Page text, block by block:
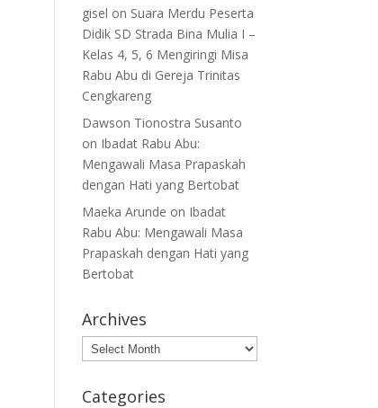
gisel on Suara Merdu Peserta
Didik SD Strada Bina Mulia I –
Kelas 4, 5, 6 Mengiringi Misa
Rabu Abu di Gereja Trinitas
Cengkareng
Dawson Tionostra Susanto
on Ibadat Rabu Abu:
Mengawali Masa Prapaskah
dengan Hati yang Bertobat
Maeka Arunde on Ibadat
Rabu Abu: Mengawali Masa
Prapaskah dengan Hati yang
Bertobat
Archives
Archives
Categories